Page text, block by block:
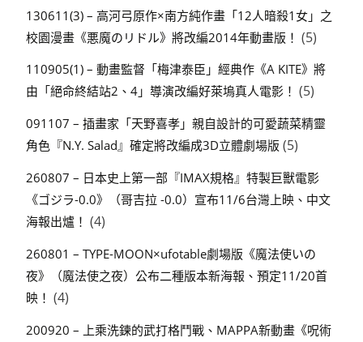
130611(3) – 高河弓原作×南方純作畫「12人暗殺1女」之
校園漫畫《悪魔のリドル》將改編2014年動畫版！ (5)
110905(1) – 動畫監督「梅津泰臣」經典作《A KITE》將
由「絕命終結站2、4」導演改編好萊塢真人電影！ (5)
091107 – 插畫家「天野喜孝」親自設計的可愛蔬菜精靈
角色『N.Y. Salad』確定將改編成3D立體劇場版 (5)
260807 – 日本史上第一部『IMAX規格』特製巨獸電影
《ゴジラ-0.0》（哥吉拉 -0.0）宣布11/6台灣上映、中文
海報出爐！ (4)
260801 – TYPE-MOON×ufotable劇場版《魔法使いの
夜》（魔法使之夜）公布二種版本新海報、預定11/20首
映！ (4)
200920 – 上乘洗鍊的武打格鬥戰、MAPPA新動畫《呪術